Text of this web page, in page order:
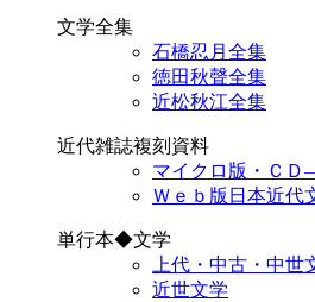
文学全集
石橋忍月全集
徳田秋聲全集
近松秋江全集
近代雑誌複刻資料
マイクロ版・Ｃ
Ｗｅｂ版日本近代
単行本◆文学
上代・中古・中世
近世文学